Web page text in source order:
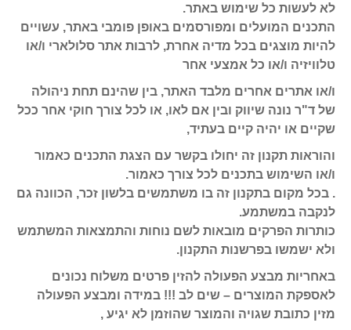
לא לעשות כל שימוש באתר.
התכנים המועלים ומפורסמים באופן פומבי באתר, עשויים
להיות מוצגים בכל מדיה אחרת, לרבות אתר סלולארי ו/או
טלוויזיה ו/או כל אמצעי אחר
ו/או אתרים אחרים מלבד האתר, בין שהינם תחת ניהולה
של ד"ר נונה שיווק ובין אם לאו, או לכל צורך חוקי אחר ככל
שקיים או יהיה קיים בעתיד,
והוראות תקנון זה יחולו בקשר עם הצגת התכנים כאמור
ו/או השימוש בתכנים לכל צורך כאמור.
. בכל מקום בתקנון זה בו משתמשים בלשון זכר, הכוונה גם
לנקבה במשתמע.
כותרות הפרקים מובאות לשם נוחות והתמצאות המשתמש
ולא ישמשו בפרשנות התקנון.
באחריות מבצע הפעולה להזין פרטים משלוח נכונים
לאספקת המוצרים – שים לב !!! במידה ומבצע הפעולה
מזין כתובת שגויה והמוצר שהוזמן לא יגיע ,